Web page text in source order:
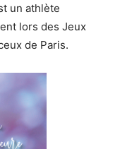
un athlète
lors des Jeux
de Paris.